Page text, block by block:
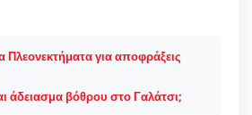
Πλεονεκτήματα για αποφράξεις
άδειασμα βόθρου στο Γαλάτσι;